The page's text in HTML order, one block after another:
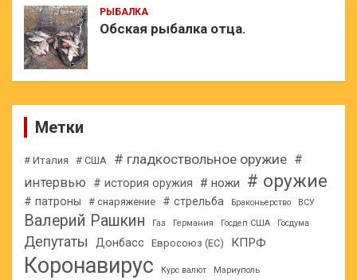
РЫБАЛКА
Обская рыбалка отца.
Метки
# Италия # США # гладкоствольное оружие #
интервью
# история оружия # ножи # оружие
# патроны # снаряжение # стрельба Браконьерство ВСУ
Валерий Рашкин Газ Германия Госдеп США Госдума
Депутаты Донбасс Евросоюз (ЕС) КПРФ
Коронавирус Курс валют Мариуполь